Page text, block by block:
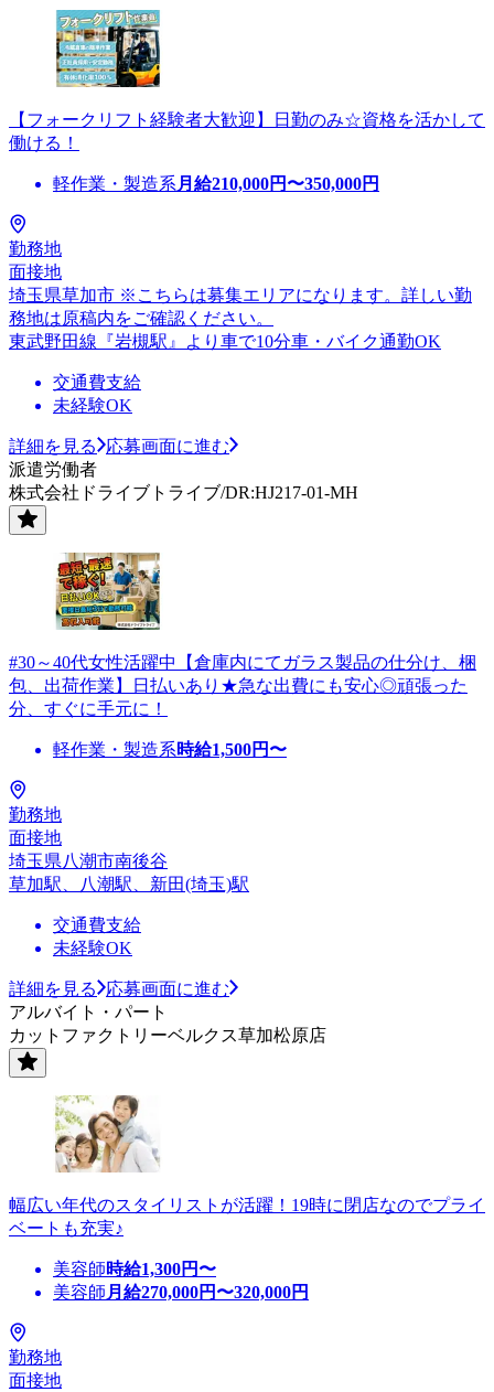
【フォークリフト経験者大歓迎】日勤のみ☆資格を活かして
働ける！
軽作業・製造系 月給210,000円〜350,000円
勤務地
面接地
埼玉県草加市 ※こちらは募集エリアになります。詳しい勤
務地は原稿内をご確認ください。
東武野田線『岩槻駅』より車で10分車・バイク通勤OK
交通費支給
未経験OK
詳細を見る
応募画面に進む
派遣労働者
株式会社ドライブトライブ/DR:HJ217-01-MH
#30～40代女性活躍中【倉庫内にてガラス製品の仕分け、梱
包、出荷作業】日払いあり★急な出費にも安心◎頑張った
分、すぐに手元に！
軽作業・製造系時給1,500円〜
勤務地
面接地
埼玉県八潮市南後谷
草加駅、八潮駅、新田(埼玉)駅
交通費支給
未経験OK
詳細を見る
応募画面に進む
アルバイト・パート
カットファクトリーベルクス草加松原店
幅広い年代のスタイリストが活躍！19時に閉店なのでプライ
ベートも充実♪
美容師時給1,300円〜
美容師 月給270,000円〜320,000円
勤務地
面接地